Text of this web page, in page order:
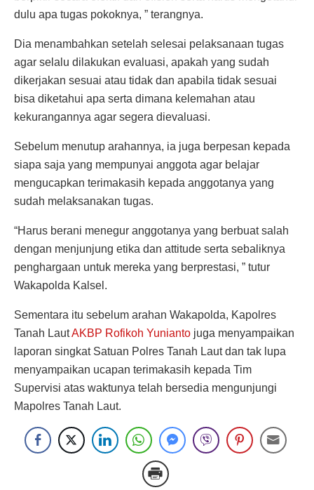
dulu apa tugas pokoknya, ” terangnya.
Dia menambahkan setelah selesai pelaksanaan tugas
agar selalu dilakukan evaluasi, apakah yang sudah
dikerjakan sesuai atau tidak dan apabila tidak sesuai
bisa diketahui apa serta dimana kelemahan atau
kekurangannya agar segera dievaluasi.
Sebelum menutup arahannya, ia juga berpesan kepada
siapa saja yang mempunyai anggota agar belajar
mengucapkan terimakasih kepada anggotanya yang
sudah melaksanakan tugas.
“Harus berani menegur anggotanya yang berbuat salah
dengan menjunjung etika dan attitude serta sebaliknya
penghargaan untuk mereka yang berprestasi, ” tutur
Wakapolda Kalsel.
Sementara itu sebelum arahan Wakapolda, Kapolres
Tanah LautAKBP Rofikoh Yunianto juga menyampaikan
laporan singkat Satuan Polres Tanah Laut dan tak lupa
menyampaikan ucapan terimakasih kepada Tim
Supervisi atas waktunya telah bersedia mengunjungi
Mapolres Tanah Laut.